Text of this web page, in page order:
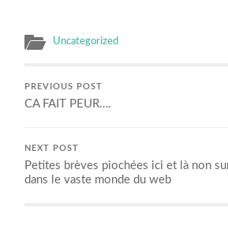
Uncategorized
PREVIOUS POST
CA FAIT PEUR….
NEXT POST
Petites brèves piochées ici et là non
dans le vaste monde du web